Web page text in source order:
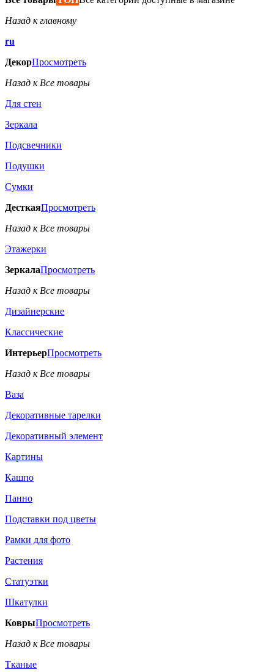
Назад к главному
ru
ДекорПросмотреть
Назад к Все товары
Для стен
Зеркала
Подсвечники
Подушки
Сумки
ДесткаяПросмотреть
Назад к Все товары
Этажерки
ЗеркалаПросмотреть
Назад к Все товары
Дизайнерские
Классические
ИнтерьерПросмотреть
Назад к Все товары
Ваза
Декоративные тарелки
Декоративный элемент
Картины
Кашпо
Панно
Подставки под цветы
Рамки для фото
Растения
Статуэтки
Шкатулки
КоврыПросмотреть
Назад к Все товары
Тканые